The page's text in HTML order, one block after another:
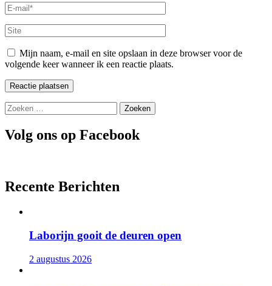
E-
mail*
Site
Mijn naam, e-mail en site opslaan in deze browser voor de
volgende keer wanneer ik een reactie plaats.
Zoeken
naar:
Volg ons op Facebook
Recente Berichten
Laborijn gooit de deuren open
2 augustus 2026